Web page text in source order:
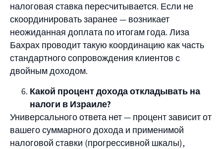
налоговая ставка пересчитывается. Если не
скоординировать заранее — возникает
неожиданная доплата по итогам года. Лиза
Бахрах проводит такую координацию как часть
стандартного сопровождения клиентов с
двойным доходом.
Какой процент дохода откладывать на
налоги в Израиле?
Универсального ответа нет — процент зависит от
вашего суммарного дохода и применимой
налоговой ставки (прогрессивной шкалы),